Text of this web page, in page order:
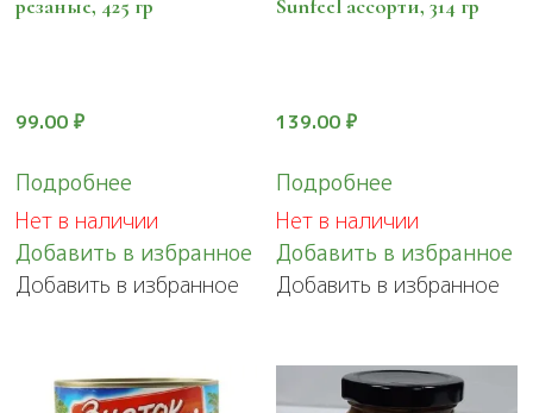
резаные, 425 гр
99.00 ₽
Подробнее
Нет в наличии
Добавить в избранное
Добавить в избранное
Sunfeel ассорти, 314 гр
139.00₽
Подробнее
Нет в наличии
Добавить в избранное
Добавить в избранное